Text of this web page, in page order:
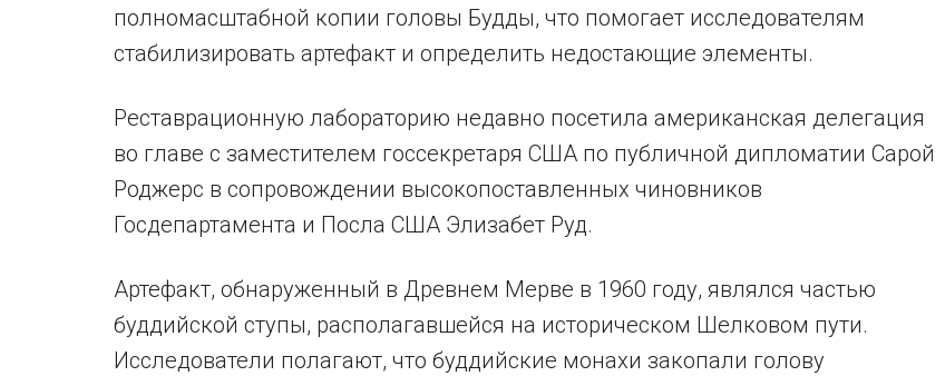
полномасштабной копии головы Будды, что помогает исследователям
стабилизировать артефакт и определить недостающие элементы.
Реставрационную лабораторию недавно посетила американская делегация
во главе с заместителем госсекретаря США по публичной дипломатии Сарой
Роджерс в сопровождении высокопоставленных чиновников
Госдепартамента и Посла США Элизабет Руд.
Артефакт, обнаруженный в Древнем Мерве в 1960 году, являлся частью
буддийской ступы, располагавшейся на историческом Шелковом пути.
Исследователи полагают, что буддийские монахи закопали голову